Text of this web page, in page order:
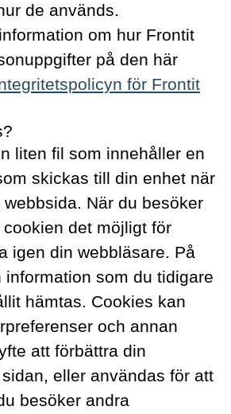
de används.
om hur Frontit
på den här
för Frontit
liten fil som innehåller en
skickas till din enhet när
När du besöker
det möjligt för
igen din webbläsare. På
information som du tidigare
hämtas. Cookies kan
och annan
att förbättra din
eller användas för att
besöker andra